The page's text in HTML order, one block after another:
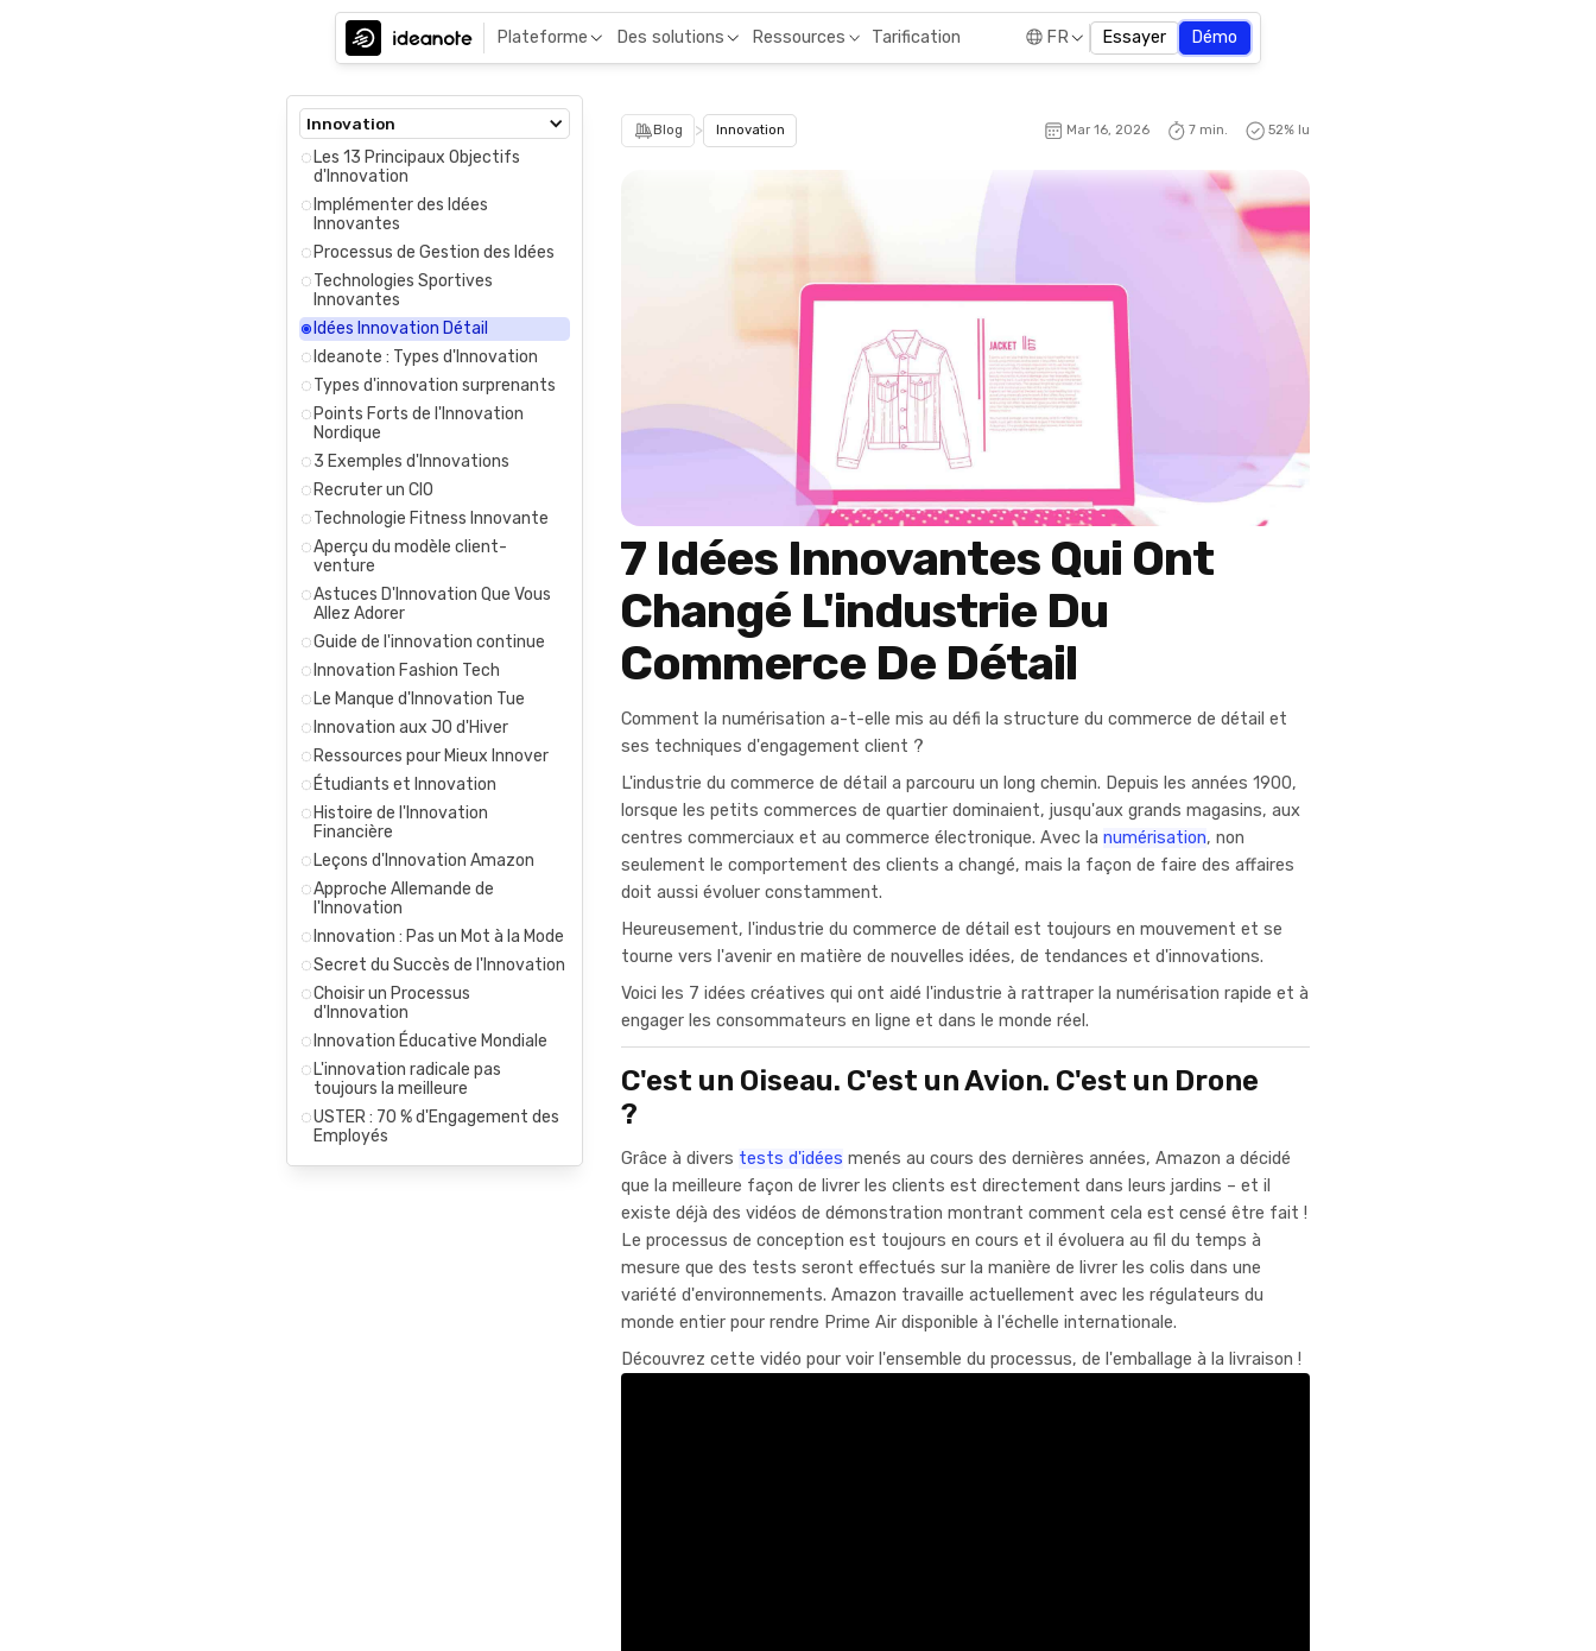
Plateforme Des solutions Ressources Tarification FR Essayer Démo
Innovation
Les 13 Principaux Objectifs
d'Innovation
Implémenter des Idées
Innovantes
Processus de Gestion des Idées
Technologies Sportives
Innovantes
Idées Innovation Détail
Ideanote : Types d'Innovation
Types d'innovation surprenants
Points Forts de l'Innovation
Nordique
3 Exemples d'Innovations
Recruter un CIO
Technologie Fitness Innovante
Aperçu du modèle client-
venture
Astuces D'Innovation Que Vous
Allez Adorer
Guide de l'innovation continue
Innovation Fashion Tech
Le Manque d'Innovation Tue
Innovation aux JO d'Hiver
Ressources pour Mieux Innover
Étudiants et Innovation
Histoire de l'Innovation
Financière
Leçons d'Innovation Amazon
Approche Allemande de
l'Innovation
Innovation : Pas un Mot à la Mode
Secret du Succès de l'Innovation
Choisir un Processus
d'Innovation
Innovation Éducative Mondiale
L'innovation radicale pas
toujours la meilleure
USTER : 70 % d'Engagement des
Employés
Blog > Innovation Mar 16, 2026 7 min. 53% lu
7 Idées Innovantes Qui Ont
Changé L'industrie Du
Commerce De Détail
Comment la numérisation a-t-elle mis au défi la structure du commerce de détail et
ses techniques d'engagement client ?
L'industrie du commerce de détail a parcouru un long chemin. Depuis les années 1900,
lorsque les petits commerces de quartier dominaient, jusqu'aux grands magasins, aux
centres commerciaux et au commerce électronique. Avec la numérisation, non
seulement le comportement des clients a changé, mais la façon de faire des affaires
doit aussi évoluer constamment.
Heureusement, l'industrie du commerce de détail est toujours en mouvement et se
tourne vers l'avenir en matière de nouvelles idées, de tendances et d'innovations.
Voici les 7 idées créatives qui ont aidé l'industrie à rattraper la numérisation rapide et à
engager les consommateurs en ligne et dans le monde réel.
C'est un Oiseau. C'est un Avion. C'est un Drone
?
Grâce à divers tests d'idées menés au cours des dernières années, Amazon a décidé
que la meilleure façon de livrer les clients est directement dans leurs jardins – et il
existe déjà des vidéos de démonstration montrant comment cela est censé être fait !
Le processus de conception est toujours en cours et il évoluera au fil du temps à
mesure que des tests seront effectués sur la manière de livrer les colis dans une
variété d'environnements. Amazon travaille actuellement avec les régulateurs du
monde entier pour rendre Prime Air disponible à l'échelle internationale.
Découvrez cette vidéo pour voir l'ensemble du processus, de l'emballage à la livraison !